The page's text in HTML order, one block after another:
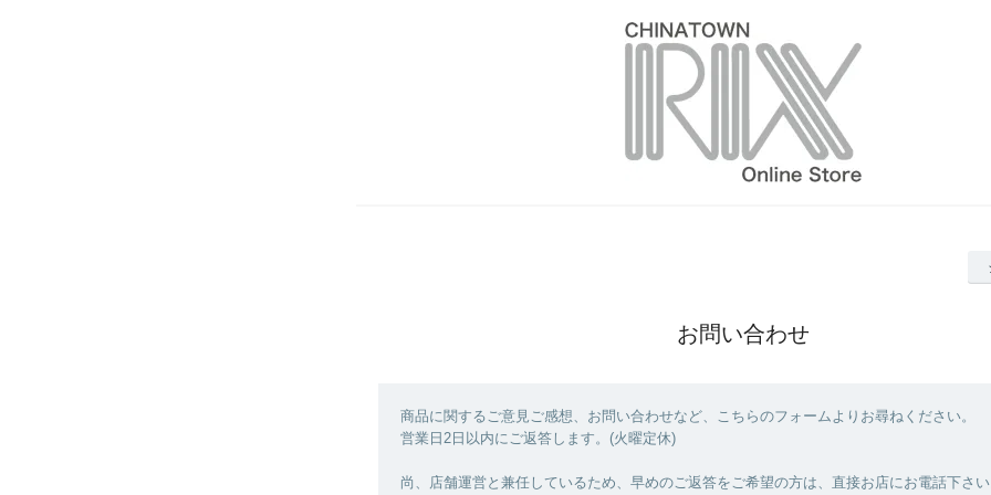
お問い合わせ
商品に関するご意見ご感想、お問い合わせなど、こちらのフォームよりお尋ねください。
営業日2日以内にご返答します。(火曜定休)
尚、店舗運営と兼任しているため、早めのご返答をご希望の方は、直接お店にお電話下さい